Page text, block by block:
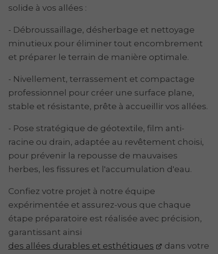
solide à vos allées :
- Débroussaillage, désherbage et nettoyage
minutieux pour éliminer tout encombrement
et préparer le terrain de manière optimale.
- Nivellement, terrassement et compactage
professionnel pour créer une surface plane,
stable et résistante, prête à accueillir vos allées.
- Pose stratégique de géotextile, film anti-
racine ou drain, adaptée au revêtement choisi,
pour prévenir la repousse de mauvaises
herbes, les fissures et l'accumulation d'eau.
Confiez votre projet à notre équipe
expérimentée et assurez-vous que chaque
étape préparatoire est réalisée avec précision,
garantissant ainsi
des allées durables et esthétiques
dans votre